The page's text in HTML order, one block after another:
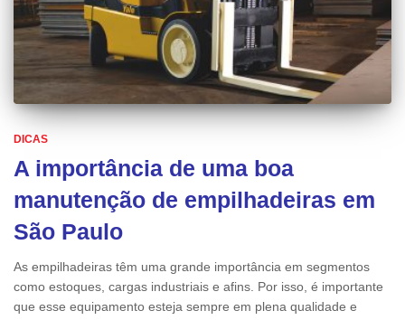
DICAS
A importância de uma boa
manutenção de empilhadeiras em
São Paulo
As empilhadeiras têm uma grande importância em segmentos
como estoques, cargas industriais e afins. Por isso, é importante
que esse equipamento esteja sempre em plena qualidade e